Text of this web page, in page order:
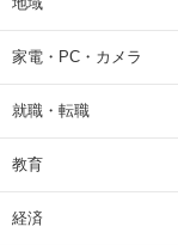
家電・PC・カメラ
就職・転職
教育
経済